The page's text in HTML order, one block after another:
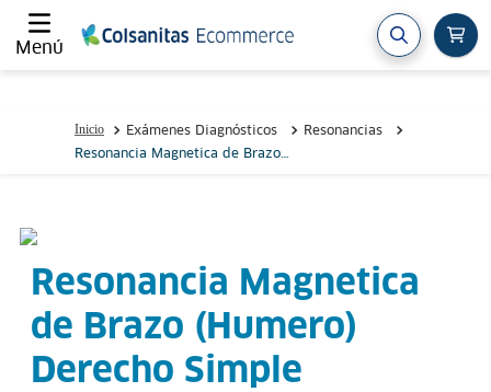
Menú
Exámenes Diagnósticos
Resonancias
Resonancia Magnetica de Brazo
Resonancia Magnetica
de Brazo (Humero)
Derecho Simple